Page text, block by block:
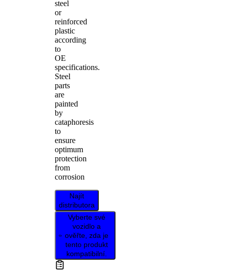
steel
or
reinforced
plastic
according
to
OE
specifications.
Steel
parts
are
painted
by
cataphoresis
to
ensure
optimum
protection
from
corrosion
Najít
distributora
Vyberte své
vozidlo a
ověřte, zda je
tento produkt
kompatibilní.